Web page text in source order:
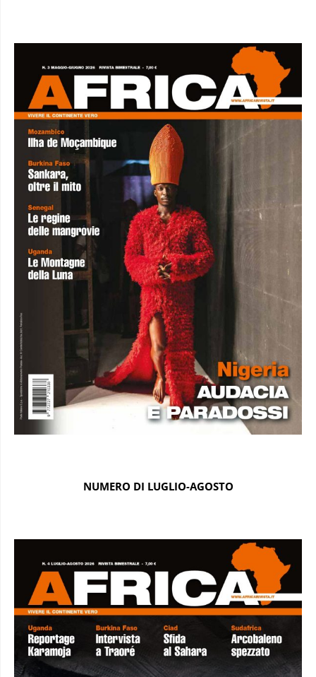
NUMERO DI LUGLIO-AGOSTO